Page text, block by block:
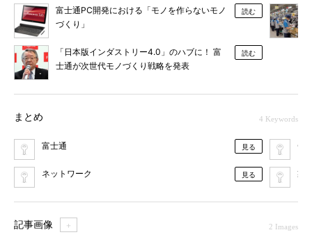
富士通PC開発における「モノを作らないモノ
づくり」
読む
「日本版インダストリー4.0」のハブに！ 富
士通が次世代モノづくり戦略を発表
読む
まとめ 4 Keywords
富士通 見る
ネットワーク 見る 製
記事画像 ＋ 2 Images